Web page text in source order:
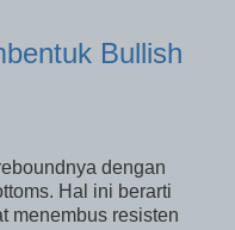
Bullish
dengan
Hal ini berarti
menembus resisten